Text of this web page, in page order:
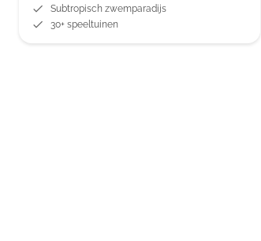
Subtropisch zwemparadijs
30+ speeltuinen